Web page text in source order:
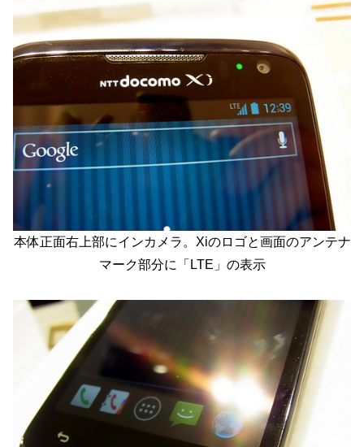
本体正面右上部にインカメラ。Xiのロゴと画面のアンテナ
マーク部分に「LTE」の表示